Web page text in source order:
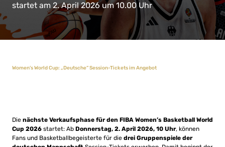
startet am 2. April 2026 um 10.00 Uhr
Women’s World Cup: „Deutsche“ Session-Tickets im Angebot
Die nächste Verkaufsphase für den FIBA Women’s Basketball World
Cup 2026 startet: Ab Donnerstag, 2. April 2026, 10 Uhr, können
Fans und Basketballbegeisterte für die drei Gruppenspiele der